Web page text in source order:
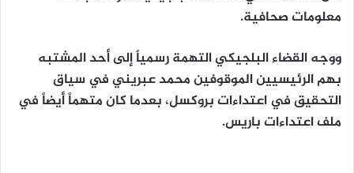
معلومات صحافية.
ووجه القضاء البلجيكي التهمة رسمياً إلى أحد المشتبه
بهم الرئيسيين الموقوفين محمد عبريني في سياق
التحقيق في اعتداءات بروكسل، بعدما كان متهماً أيضاً في
ملف اعتداءات باريس.